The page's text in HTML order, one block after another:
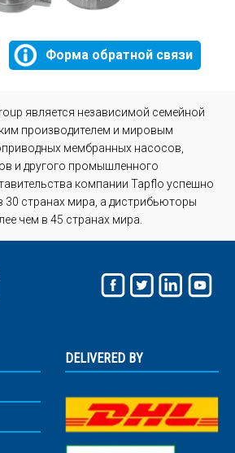
Форма обратной связи
является независимой семейной
производителем и мировым
мембранных насосов,
и другого промышленного
компании Tapflo успешно
30 странах мира, а дистрибьюторы
чем в 45 странах мира.
DELIVERED BY